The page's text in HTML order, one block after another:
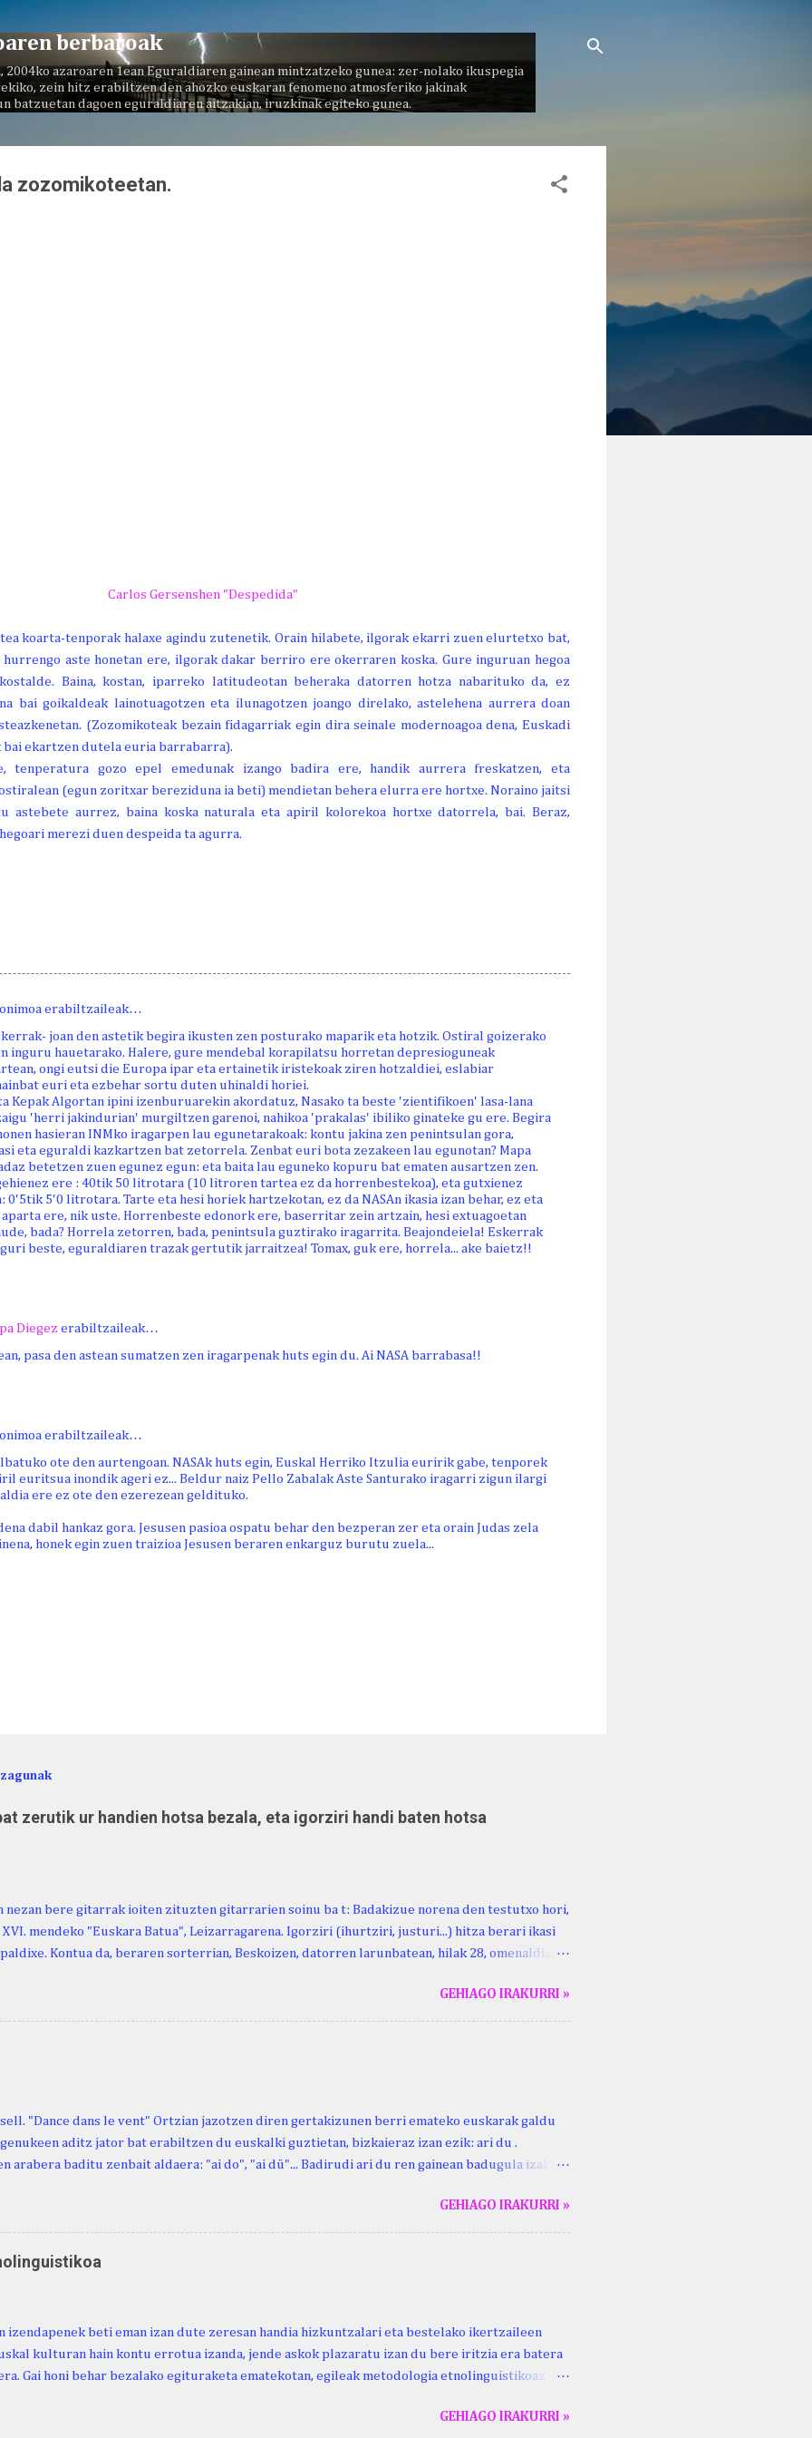
berbaroak
2004ko azaroaren 1ean Eguraldiaren gainean mintzatzeko gunea: zer-nolako ikuspegia
zein hitz erabiltzen den ahozko euskaran fenomeno atmosferiko jakinak
batzuetan dagoen eguraldiaren aitzakian, iruzkinak egiteko gunea.
zozomikoteetan.
Carlos Gersenshen "Despedida"
koarta-tenporak halaxe agindu zutenetik. Orain hilabete, ilgorak ekarri zuen elurtetxo bat,
hurrengo aste honetan ere, ilgorak dakar berriro ere okerraren koska. Gure inguruan hegoa
Baina, kostan, iparreko latitudeotan beheraka datorren hotza nabarituko da, ez
bai goikaldeak lainotuagotzen eta ilunagotzen joango direlako, astelehena aurrera doan
(Zozomikoteak bezain fidagarriak egin dira seinale modernoagoa dena, Euskadi
ekartzen dutela euria barrabarra).
tenperatura gozo epel emedunak izango badira ere, handik aurrera freskatzen, eta
(egun zoritxar bereziduna ia beti) mendietan behera elurra ere hortxe. Noraino jaitsi
astebete aurrez, baina koska naturala eta apiril kolorekoa hortxe datorrela, bai. Beraz,
merezi duen despeida ta agurra.
erabiltzaileak…
joan den astetik begira ikusten zen posturako maparik eta hotzik. Ostiral goizerako
inguru hauetarako. Halere, gure mendebal korapilatsu horretan depresioguneak
ongi eutsi die Europa ipar eta ertainetik iristekoak ziren hotzaldiei, eslabiar
euri eta ezbehar sortu duten uhinaldi horiei.
Kepak Algortan ipini izenburuarekin akordatuz, Nasako ta beste 'zientifikoen' lasa-lana
'herri jakindurian' murgiltzen garenoi, nahikoa 'prakalas' ibiliko ginateke gu ere. Begira
hasieran INMko iragarpen lau egunetarakoak: kontu jakina zen penintsulan gora,
eta eguraldi kazkartzen bat zetorrela. Zenbat euri bota zezakeen lau egunotan? Mapa
betetzen zuen egunez egun: eta baita lau eguneko kopuru bat ematen ausartzen zen.
ere : 40tik 50 litrotara (10 litroren tartea ez da horrenbestekoa), eta gutxienez
0'5tik 5'0 litrotara. Tarte eta hesi horiek hartzekotan, ez da NASAn ikasia izan behar, ez eta
ere, nik uste. Horrenbeste edonork ere, baserritar zein artzain, hesi extuagoetan
bada? Horrela zetorren, bada, penintsula guztirako iragarrita. Beajondeiela! Eskerrak
beste, eguraldiaren trazak gertutik jarraitzea! Tomax, guk ere, horrela... ake baietz!!
Diegez erabiltzaileak…
pasa den astean sumatzen zen iragarpenak huts egin du. Ai NASA barrabasa!!
erabiltzaileak…
ote den aurtengoan. NASAk huts egin, Euskal Herriko Itzulia euririk gabe, tenporek
euritsua inondik ageri ez... Beldur naiz Pello Zabalak Aste Santurako iragarri zigun ilargi
ere ez ote den ezerezean geldituko.
dabil hankaz gora. Jesusen pasioa ospatu behar den bezperan zer eta orain Judas zela
honek egin zuen traizioa Jesusen beraren enkarguz burutu zuela...
zerutik ur handien hotsa bezala, eta igorziri handi baten hotsa
nezan bere gitarrak ioiten zituzten gitarrarien soinu ba t: Badakizue norena den testutxo hori,
XVI. mendeko "Euskara Batua", Leizarragarena. Igorziri (ihurtziri, justuri...) hitza berari ikasi
Kontua da, beraren sorterrian, Beskoizen, datorren larunbatean, hilak 28, omenaldia
berri. "Leizarraga egun" izeneko omenaldia antolatu dute. Hauxe duzue Kristinari Henri
programa: - 15.00 Ongi etorria (herriko jantegian). - Henrike Knörr: Leizarraga-
GEHIAGO IRAKURRI »
"Dance dans le vent" Ortzian jazotzen diren gertakizunen berri emateko euskarak galdu
aditz jator bat erabiltzen du euskalki guztietan, bizkaieraz izan ezik: ari du .
arabera baditu zenbait aldaera: "ai do", "ai dü"... Badirudi ari du ren gainean badugula izaki
ari du. (Euria). Mujika Josefa Martina . Neronek or-emen entzunak. Lodi ari du: ebi (euri)
Oñatibia Manuel . Bible Saindua. (Duvoisin). 1859. Ebiya bizitzen ari du .... Mujika Josefa
Neronek or-emen entzunak. Gexala ari du ... Ebi maxkala . (Ebi indar gutxikoa). Mujika Josefa
or-emen entzunak. Euri txe au da okerrena... Ezerez bezela ari du , ta sartzen da
GEHIAGO IRAKURRI »
izendapenek beti eman izan dute zeresan handia hizkuntzalari eta bestelako ikertzaileen
kulturan hain kontu errotua izanda, jende askok plazaratu izan du bere iritzia era batera
Gai honi behar bezalako egituraketa ematekotan, egileak metodologia etnolinguistikoaz
Horretarako, nozio orokorretan oinarrituriko sailkapena du ikerlan honek gidari. Kepa
GEHIAGO IRAKURRI »